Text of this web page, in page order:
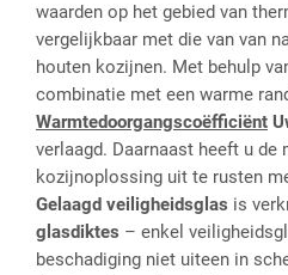
waarden op het gebied van
vergelijkbaar met die van van
houten kozijnen. Met behulp
combinatie met een warme
Warmtedoorgangscoëfficiënt
verlaagd. Daarnaast heeft u
kozijnoplossing uit te rusten
Gelaagd veiligheidsglas is
glasdiktes – enkel
beschadiging niet uiteen in